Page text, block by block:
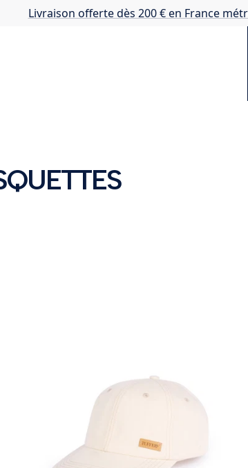
Livraison offerte dès 200 € en France